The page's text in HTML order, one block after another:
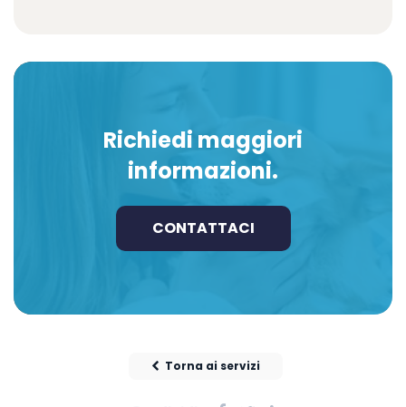
Richiedi maggiori
informazioni.
CONTATTACI
Torna ai servizi